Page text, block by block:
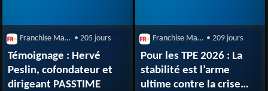
Franchise Magazine • 205 jours
Témoignage : Hervé
Peslin, cofondateur et
dirigeant PASSTIME
Franchise Magazine • 209 jours
Pour les TPE 2026 : La
stabilité est l’arme
ultime contre la crise